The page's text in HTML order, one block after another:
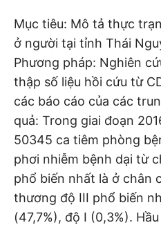
Mục tiêu: Mô tả thực
ở người tại tỉnh Thái
Phương pháp: Nghiên
thập số liệu hồi cứu từ
các báo cáo của các
quả: Trong giai đoạn
50345 ca tiêm phòng
phơi nhiễm bệnh dại từ
phổ biến nhất là ở chân
thương độ III phổ biến
(47,7%), độ I (0,3%).